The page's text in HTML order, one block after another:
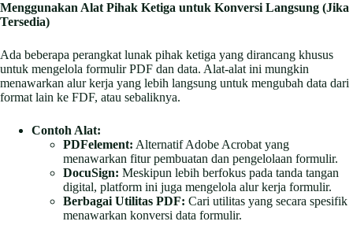
Menggunakan Alat Pihak Ketiga untuk Konversi Langsung (Jika
Tersedia)
Ada beberapa perangkat lunak pihak ketiga yang dirancang khusus
untuk mengelola formulir PDF dan data. Alat-alat ini mungkin
menawarkan alur kerja yang lebih langsung untuk mengubah data dari
format lain ke FDF, atau sebaliknya.
Contoh Alat:
PDFelement: Alternatif Adobe Acrobat yang
menawarkan fitur pembuatan dan pengelolaan formulir.
DocuSign: Meskipun lebih berfokus pada tanda tangan
digital, platform ini juga mengelola alur kerja formulir.
Berbagai Utilitas PDF: Cari utilitas yang secara spesifik
menawarkan konversi data formulir.